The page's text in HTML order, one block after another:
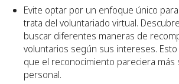
Evite optar por un enfoque único
trata del voluntariado virtual.
buscar diferentes maneras de
voluntarios según sus intereses.
que el reconocimiento pareciera más
personal.